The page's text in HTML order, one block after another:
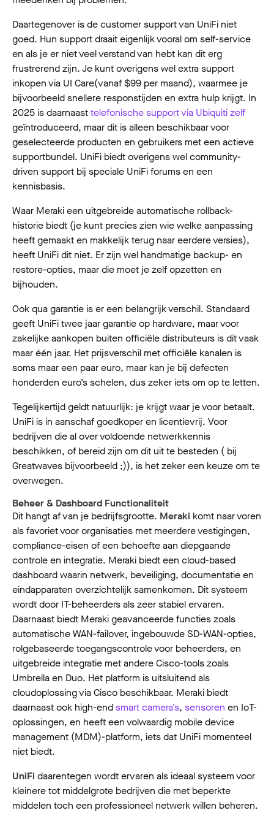
Daartegenover is de customer support van UniFi niet
goed. Hun support draait eigenlijk vooral om self-service
en als je er niet veel verstand van hebt kan dit erg
frustrerend zijn. Je kunt overigens wel extra support
inkopen via UI Care(vanaf $99 per maand), waarmee je
bijvoorbeeld snellere responstijden en extra hulp krijgt. In
2025 is daarnaasttelefonische support via Ubiquiti zelf
geïntroduceerd, maar dit is alleen beschikbaar voor
geselecteerde producten en gebruikers met een actieve
supportbundel. UniFi biedt overigens wel community-
driven support bij speciale UniFi forums en een
kennisbasis.
Waar Meraki een uitgebreide automatische rollback-
historie biedt (je kunt precies zien wie welke aanpassing
heeft gemaakt en makkelijk terug naar eerdere versies),
heeft UniFi dit niet. Er zijn wel handmatige backup- en
restore-opties, maar die moet je zelf opzetten en
bijhouden.
Ook qua garantie is er een belangrijk verschil. Standaard
geeft UniFi twee jaar garantie op hardware, maar voor
zakelijke aankopen buiten officiële distributeurs is dit vaak
maar één jaar. Het prijsverschil met officiële kanalen is
soms maar een paar euro, maar kan je bij defecten
honderden euro’s schelen, dus zeker iets om op te letten.
Tegelijkertijd geldt natuurlijk: je krijgt waar je voor betaalt.
UniFi is in aanschaf goedkoper en licentievrij. Voor
bedrijven die al over voldoende netwerkkennis
beschikken, of bereid zijn om dit uit te besteden ( bij
Greatwaves bijvoorbeeld ;)), is het zeker een keuze om te
overwegen.
Beheer & Dashboard Functionaliteit
Dit hangt af van je bedrijfsgrootte. Meraki komt naar voren
als favoriet voor organisaties met meerdere vestigingen,
compliance-eisen of een behoefte aan diepgaande
controle en integratie. Meraki biedt een cloud-based
dashboard waarin netwerk, beveiliging, documentatie en
eindapparaten overzichtelijk samenkomen. Dit systeem
wordt door IT-beheerders als zeer stabiel ervaren.
Daarnaast biedt Meraki geavanceerde functies zoals
automatische WAN-failover, ingebouwde SD-WAN-opties,
rolgebaseerde toegangscontrole voor beheerders, en
uitgebreide integratie met andere Cisco-tools zoals
Umbrella en Duo. Het platform is uitsluitend als
cloudoplossing via Cisco beschikbaar. Meraki biedt
daarnaast ook high-endsmart camera’s, sensoren en IoT-
oplossingen, en heeft een volwaardig mobile device
management (MDM)-platform, iets dat UniFi momenteel
niet biedt.
UniFi daarentegen wordt ervaren als ideaal systeem voor
kleinere tot middelgrote bedrijven die met beperkte
middelen toch een professioneel netwerk willen beheren.